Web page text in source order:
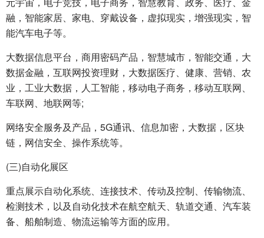
融，智能家居、家电、穿戴设备，虚拟现实，增强现实，智
能汽车电子等。
大数据信息平台，商用密码产品，智慧城市，智能交通，大
数据金融，互联网投资理财，大数据医疗、健康、营销、农
业，工业大数据，人工智能，移动电子商务，移动互联网、
车联网、地联网等;
网络安全服务及产品，5G通讯、信息加密，大数据，区块
链，网信安全、操作系统等。
(三)自动化展区
重点展示自动化系统、连接技术、传动及控制、传输物流、
检测技术，以及自动化技术在航空航天、轨道交通、汽车装
备、船舶制造、物流运输等方面的应用。